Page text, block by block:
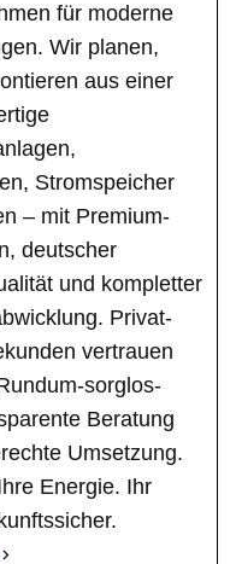
für moderne
Wir planen,
aus einer
Stromspeicher
– mit Premium-
deutscher
und kompletter
Privat-
vertrauen
sorglos-
Beratung
Umsetzung.
Energie. Ihr